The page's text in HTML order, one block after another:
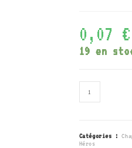
0,07 €
19 en
091/204
Toujours
dans
Catégories :
Héros